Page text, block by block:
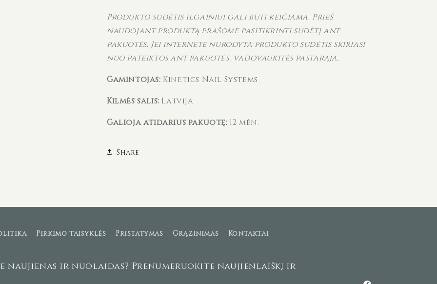
Produkto sudėtis ilgainiui gali būti keičiama. Prieš
naudojant produktą prašome pasitikrinti sudėtį ant
pakuotės. Jei internete nurodyta produkto sudėtis skiriasi
nuo pateiktos ant pakuotės, vadovaukitės pastarąja.
Gamintojas: Kinetics Nail Systems
Kilmės šalis: Latvija
Galioja atidarius pakuotę: 12 mėn.
Share
Pirkimo taisyklės Pristatymas Grąžinimas Kontaktai
naujienas ir nuolaidas? Prenumeruokite naujienlaiškį ir